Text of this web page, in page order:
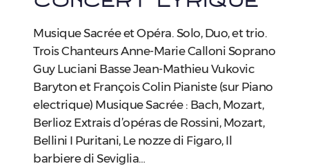
Musique Sacrée et Opéra. Solo, Duo, et trio.
Trois Chanteurs Anne-Marie Calloni Soprano
Guy Luciani Basse Jean-Mathieu Vukovic
Baryton et François Colin Pianiste (sur Piano
electrique) Musique Sacrée : Bach, Mozart,
Berlioz Extrais d’opéras de Rossini, Mozart,
Bellini I Puritani, Le nozze di Figaro, Il
barbiere di Seviglia…